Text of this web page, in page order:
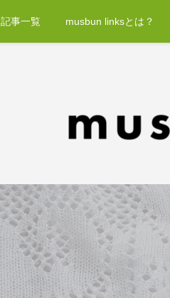
記事一覧 musbun linksとは？